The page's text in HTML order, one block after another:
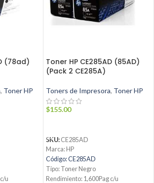
(78ad)
, Toner HP
u
Toner HP CE285AD (85AD)
(Pack 2 CE285A)
Toners de Impresora, Toner HP
$155.00
SKU: CE285AD
Marca: HP
Código: CE285AD
Tipo: Toner Negro
Rendimiento: 1,600Pag c/u